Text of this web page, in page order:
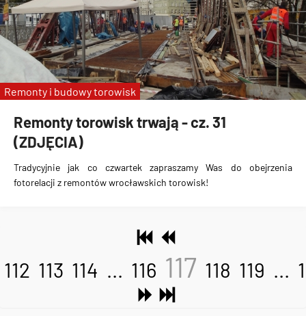
Remonty torowisk trwają - cz. 31
(ZDJĘCIA)
Tradycyjnie jak co czwartek zapraszamy Was do obejrzenia
fotorelacji z remontów wrocławskich torowisk!
Remonty i budowy torowisk
112 113 114 ... 116 117 118 119 ...